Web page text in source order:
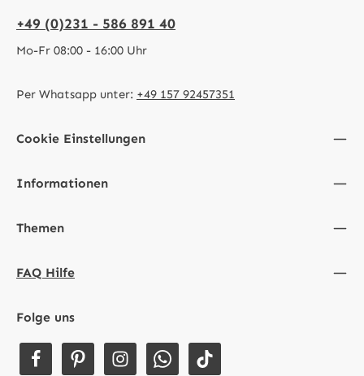
+49 (0)231 - 586 891 40
Mo-Fr 08:00 - 16:00 Uhr
Per Whatsapp unter: +49 157 92457351
Cookie Einstellungen
Informationen
Themen
FAQ Hilfe
Folge uns